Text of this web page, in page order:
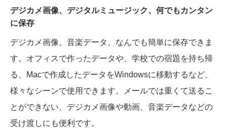
デジカメ画像、デジタルミュージック、何でもカンタン
に保存
デジカメ画像、音楽データ、なんでも簡単に保存できま
す。オフィスで作ったデータや、学校での宿題を持ち帰
る、Macで作成したデータをWindowsに移動するなど、
様々なシーンで使用できます。メールでは重くて送るこ
とができない、デジカメ画像や動画、音楽データなどの
受け渡しにも便利です。